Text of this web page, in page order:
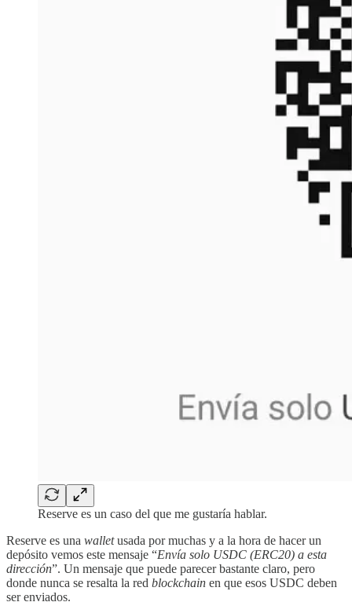
Reserve es un caso del que me gustaría hablar.
Reserve es una walletusada por muchas y a la hora de hacer un
depósito vemos este mensaje “Envía solo USDC (ERC20) a esta
dirección”. Un mensaje que puede parecer bastante claro, pero
donde nunca se resalta la red blockchain en que esos USDC deben
ser enviados.